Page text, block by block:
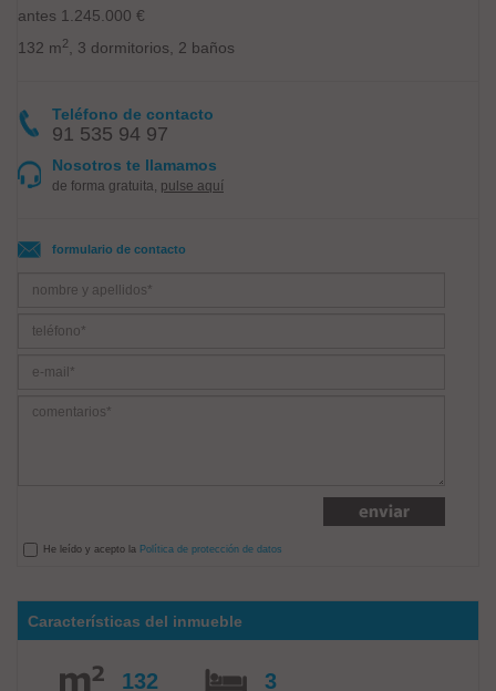
antes 1.245.000 €
132 m2 , 3 dormitorios, 2 baños
Teléfono de contacto
91 535 94 97
Nosotros te llamamos
de forma gratuita, pulse aquí
formulario de contacto
He leído y acepto la Política de protección de datos
Características del inmueble
132 3